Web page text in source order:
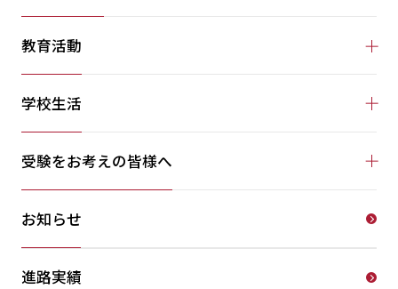
教育活動
学校生活
受験をお考えの皆様へ
お知らせ
進路実績